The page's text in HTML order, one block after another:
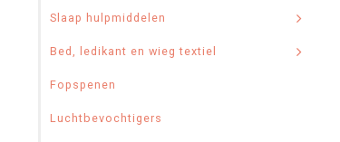
Slaap hulpmiddelen
Bed, ledikant en wieg textiel
Fopspenen
Luchtbevochtigers